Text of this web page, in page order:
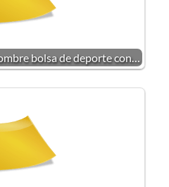
bolsa de deporte con…